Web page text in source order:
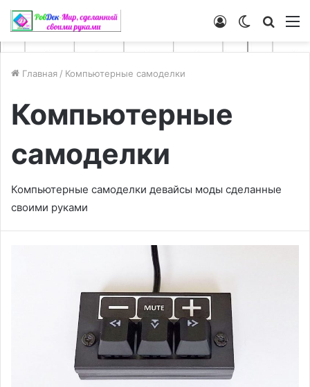
Switch
Войти
Главная / Компьютерные самоделки
Компьютерные
самоделки
Компьютерные самоделки девайсы моды сделанные
своими руками